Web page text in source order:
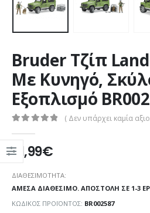
Bruder Τζίπ
Με Κυνηγό,
Εξοπλισμό
( Δεν υπάρχει καμία
61,99€
ΔΙΑΘΕΣΙΜΌΤΗΤΑ:
ΆΜΕΣΑ ΔΙΑΘΈΣΙΜΟ. ΑΠΟΣΤΟΛΉ ΣΕ 1-3
ΚΩΔΙΚΌΣ ΠΡΟΪΌΝΤΟΣ: BR002587